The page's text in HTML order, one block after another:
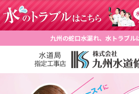
九州の蛇口水漏れ、水トラブル